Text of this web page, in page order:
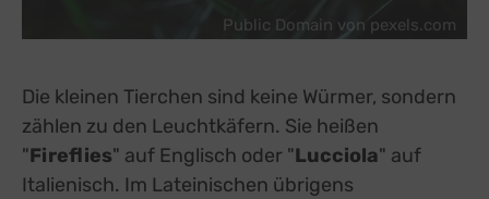
Public Domain von pexels.com
Die kleinen Tierchen sind keine Würmer, sondern
zählen zu den Leuchtkäfern. Sie heißen
"Fireflies" auf Englisch oder "Lucciola" auf
Italienisch. Im Lateinischen übrigens